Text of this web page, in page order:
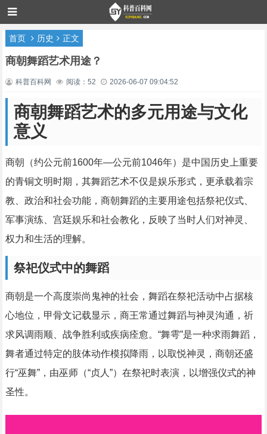
首页 历史 正文
商朝舞蹈艺术用途？
科普百科网 阅读：52 2026-06-07 09:04:52
商朝舞蹈艺术的多元用途与文化
意义
商朝（约公元前1600年—公元前1046年）是中国历史上重要
的青铜文明时期，其舞蹈艺术不仅是娱乐形式，更承载着宗
教、政治和社会功能，商朝舞蹈的主要用途包括祭祀仪式、
军事演练、宫廷娱乐和社会教化，反映了当时人们对神灵、
权力和生活的理解。
祭祀仪式中的舞蹈
商朝是一个高度崇尚鬼神的社会，舞蹈在祭祀活动中占据核
心地位，甲骨文记载显示，商王常通过舞蹈与神灵沟通，祈
求风调雨顺、战争胜利或疾病痊愈。“舞雩”是一种求雨舞蹈，
舞者通过特定的肢体动作模拟降雨，以取悦神灵，商朝还盛
行“巫舞”，由巫师（“贞人”）在祭祀时表演，以增强仪式的神
圣性。